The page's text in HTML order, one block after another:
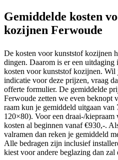
Gemiddelde kosten
kozijnen Ferwoude
De kosten voor kunststof kozijnen
dingen. Daarom is er een uitdaging
kosten voor kunststof kozijnen. Wil
indicatie voor deze prijzen, vraag
offerte formulier. De gemiddelde
Ferwoude zetten we even beknopt
raam kun je gemiddeld uitgaan van
120×80). Voor een draai-/
kosten al beginnen vanaf €930,-.
valramen dan reken je gemiddeld
Alle bedragen zijn inclusief
kiest voor andere beglazing dan